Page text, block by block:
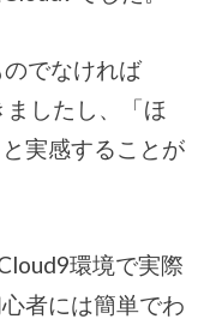
でなければ
したし、「ほ
実感することが
環境で実際
者には簡単でわ